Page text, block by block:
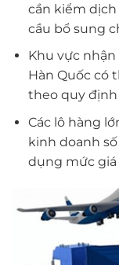
cần kiểm
cầu bổ sung
Khu vực nhận
Hàn Quốc có
theo quy định
Các lô hàng
kinh doanh
dụng mức giá